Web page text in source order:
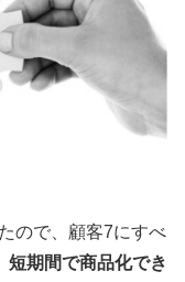
たので、顧客7にすべ
短期間で商品化でき